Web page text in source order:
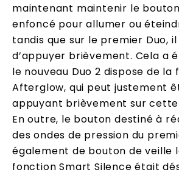
maintenant maintenir le
enfoncé pour allumer ou
tandis que sur le premier Duo,
d’appuyer brièvement. Cela a
le nouveau Duo 2 dispose de la
Afterglow, qui peut justement
appuyant brièvement sur
En outre, le bouton destiné à
des ondes de pression du
également de bouton de veille
fonction Smart Silence était